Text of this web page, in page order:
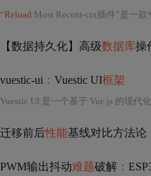
“Reload Most Recent-crx插件”是一款专为Google Chrome浏览器设
【数据持久化】高级数据库操
vuestic-ui ： Vuestic UI框架
Vuestic UI 是一个基于 Vue.js 的现代
迁移前后性能基线对比方法论
PWM输出抖动难题破解 ：